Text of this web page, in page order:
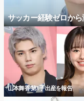
サッカー経験ゼロか
山本舞香 第1子出産を報告